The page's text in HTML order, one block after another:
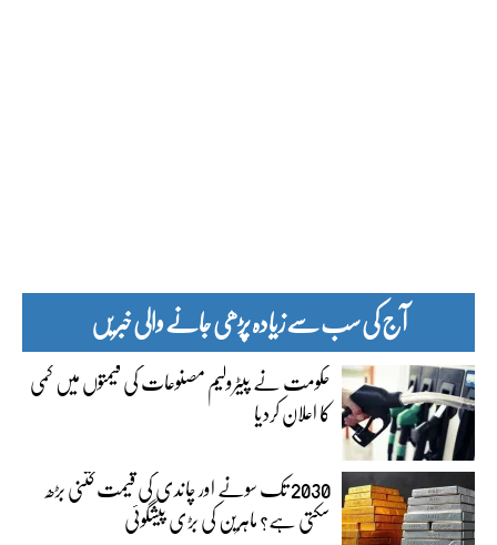
آج کی سب سے زیادہ پڑھی جانے والی خبریں
حکومت نے پیٹرولیم مصنوعات کی قیمتوں میں کمی
کا اعلان کردیا
2030 تک سونے اور چاندی کی قیمت کتنی بڑھ
سکتی ہے؟ ماہرین کی بڑی پیشگوئی